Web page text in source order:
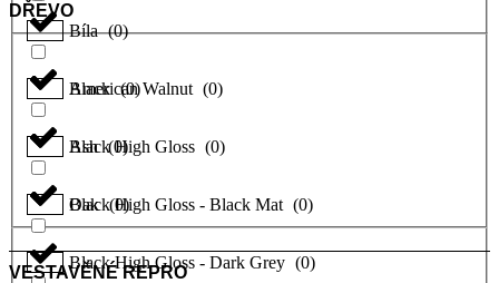
Bíla (0)
Black (0)
Black High Gloss (0)
Black High Gloss - Black Mat (0)
Black High Gloss - Dark Grey (0)
DŘEVO
American Walnut (0)
Ash (0)
Oak (0)
VESTAVĚNÉ REPRO